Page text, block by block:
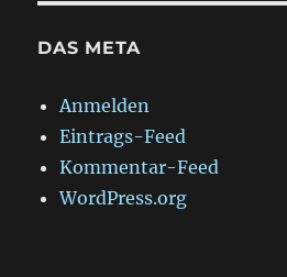
DAS META
Anmelden
Eintrags-Feed
Kommentar-Feed
WordPress.org